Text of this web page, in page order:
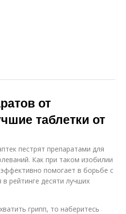
от
таблетки от
пестрят препаратами для
Как при таком изобилии
помогает в борьбе с
рейтинге десяти лучших
грипп, то наберитесь